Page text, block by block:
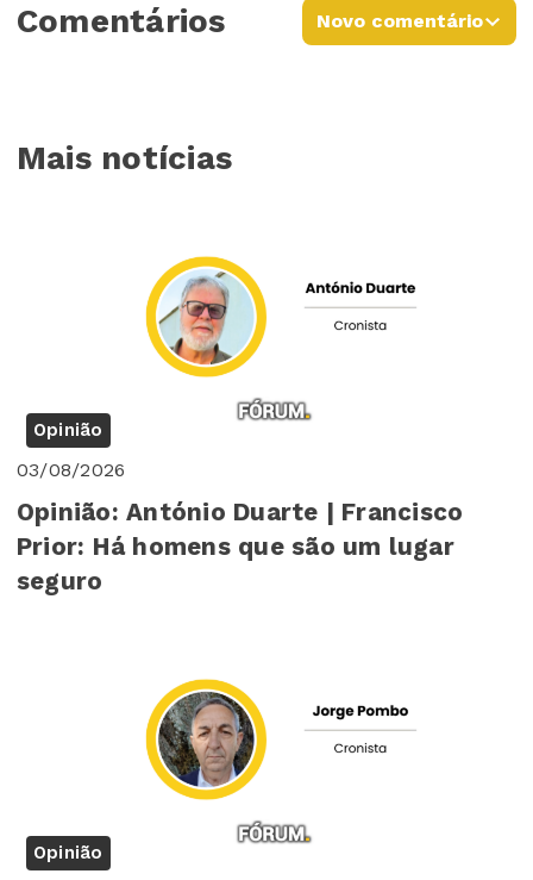
Comentários Novo comentário
Mais notícias
Opinião
03/08/2026
Opinião: António Duarte | Francisco
Prior: Há homens que são um lugar
seguro
Opinião